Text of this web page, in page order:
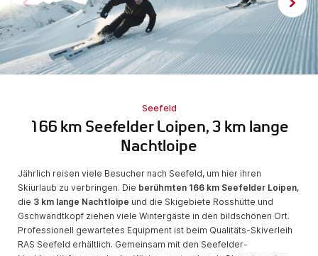
Seefeld
166 km Seefelder Loipen, 3 km lange
Nachtloipe
Jährlich reisen viele Besucher nach Seefeld, um hier ihren
Skiurlaub zu verbringen. Die berühmten 166 km Seefelder Loipen,
die 3 km lange Nachtloipe und die Skigebiete Rosshütte und
Gschwandtkopf ziehen viele Wintergäste in den bildschönen Ort.
Professionell gewartetes Equipment ist beim Qualitäts-Skiverleih
RAS Seefeld erhältlich. Gemeinsam mit den Seefelder-